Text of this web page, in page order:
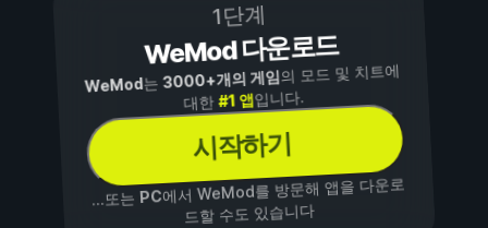
1단계
WeMod 다운로드
WeMod는3000+개의 게임의 모드 및 치트에
대한#1 앱입니다.
시작하기
...또는PC에서 WeMod를 방문해 앱을 다운로
드할 수도 있습니다